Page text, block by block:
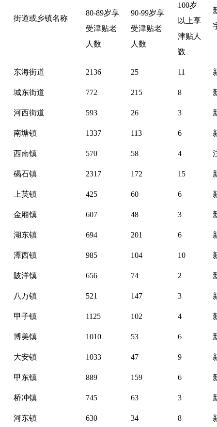
街道或乡镇名称
80-89岁享
受津贴老
人数
90-99岁享
受津贴老
人数
100岁
以上享
津贴人
数
东海街道 2136 25 11
城东街道 772 215 8
河西街道 593 26 3
南塘镇 1337 113 6
西南镇 570 58 4
碣石镇 2317 172 15
上英镇 425 60 6
金厢镇 607 48 3
湖东镇 694 201 6
潭西镇 985 104 10
陂洋镇 656 74 2
八万镇 521 147 3
甲子镇 1125 102 4
博美镇 1010 53 6
大安镇 1033 47 9
甲东镇 889 159 6
桥冲镇 745 63 3
河东镇 630 34 8